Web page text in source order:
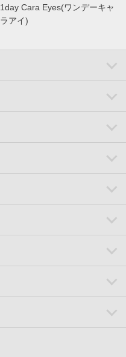
1day Cara Eyes(ワンデーキャ
ラアイ)